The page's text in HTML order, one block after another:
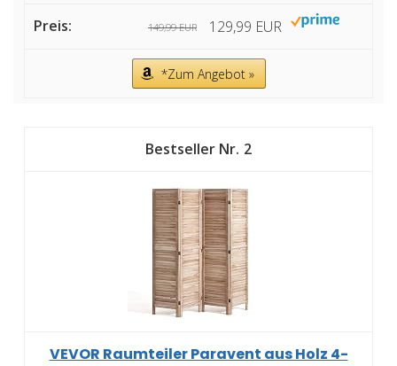
149,99 EUR 129,99 EUR
*Zum Angebot »
2
VEVOR Raumteiler Paravent aus Holz 4-